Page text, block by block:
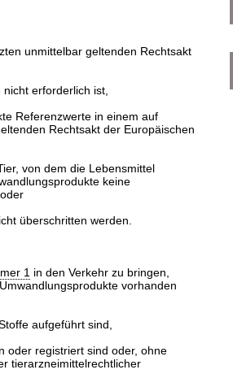
unmittelbar geltenden Rechtsakt
erforderlich ist,
Referenzwerte in einem auf
Rechtsakt der Europäischen
von dem die Lebensmittel
keine
überschritten werden.
1 in den Verkehr zu bringen,
vorhanden
aufgeführt sind,
oder registriert sind oder, ohne
tierarzneimittelrechtlicher